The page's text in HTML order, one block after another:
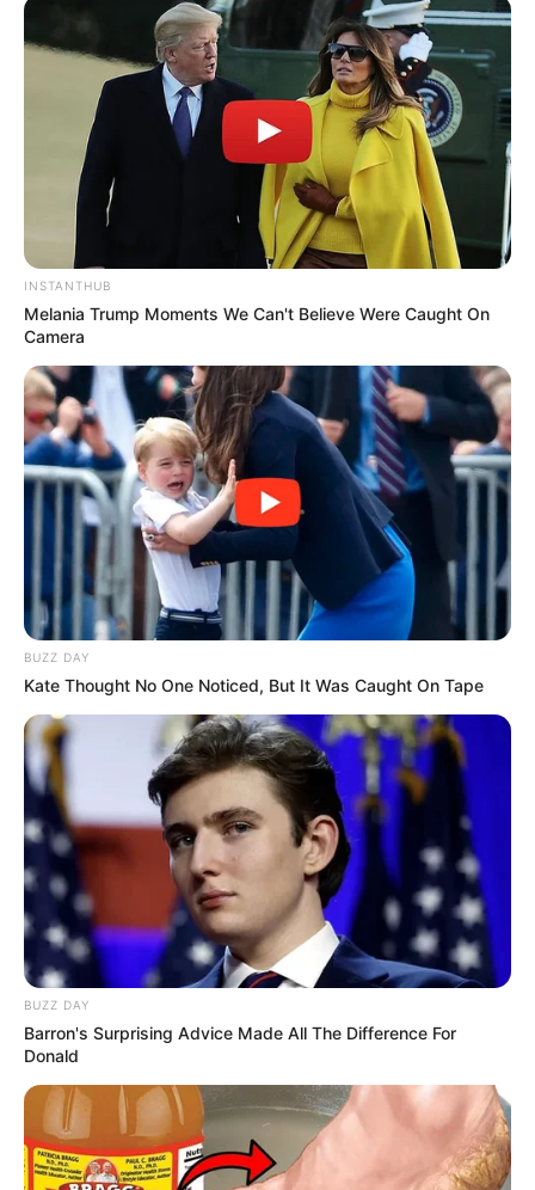
INSTANTHUB
Melania Trump Moments We Can't Believe Were Caught On
Camera
BUZZ DAY
Kate Thought No One Noticed, But It Was Caught On Tape
BUZZ DAY
Barron's Surprising Advice Made All The Difference For
Donald